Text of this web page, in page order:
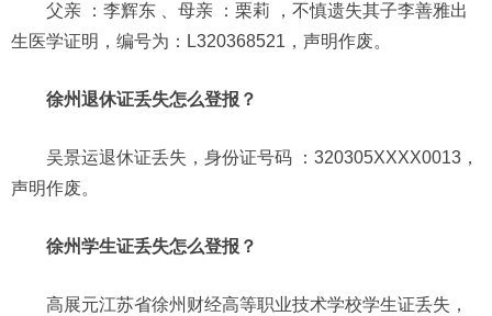
父亲 ：李辉东 、母亲 ：栗莉 ，不慎遗失其子李善雅出
生医学证明，编号为：L320368521，声明作废。
徐州退休证丢失怎么登报？
吴景运退休证丢失，身份证号码 ：320305XXXX0013，
声明作废。
徐州学生证丢失怎么登报？
高展元江苏省徐州财经高等职业技术学校学生证丢失，